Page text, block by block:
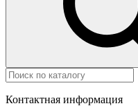
Контактная информация